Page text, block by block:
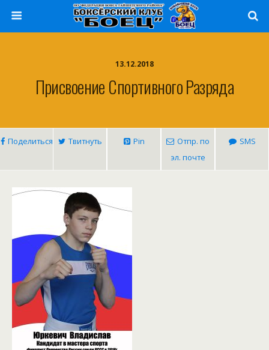
13.12.2018
Присвоение Спортивного Разряда
Поделиться Твитнуть Pin
Отпр. по
эл. почте
SMS